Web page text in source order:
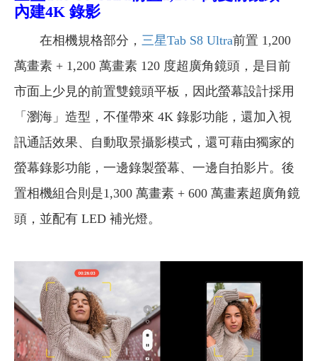
內建4K 錄影
在相機規格部分， 三星Tab S8 Ultra前置 1,200
萬畫素 + 1,200 萬畫素 120 度超廣角鏡頭，是目前
市面上少見的前置雙鏡頭平板，因此螢幕設計採用
「瀏海」造型，不僅帶來 4K 錄影功能，還加入視
訊通話效果、自動取景攝影模式，還可藉由獨家的
螢幕錄影功能，一邊錄製螢幕、一邊自拍影片。後
置相機組合則是1,300 萬畫素 + 600 萬畫素超廣角鏡
頭，並配有 LED 補光燈。